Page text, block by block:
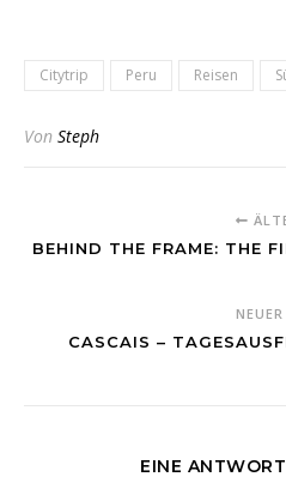
Citytrip Peru Reisen
Von Steph
BEHIND THE FRAME: THE
NEUER
CASCAIS –
EINE